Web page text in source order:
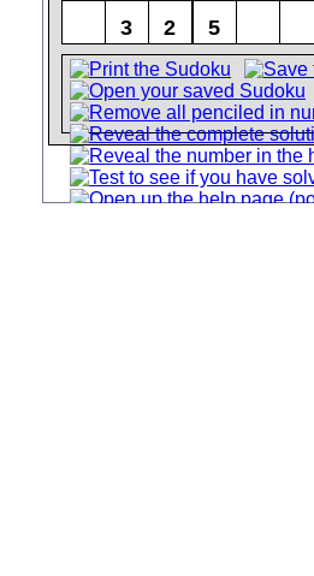
3
2 5